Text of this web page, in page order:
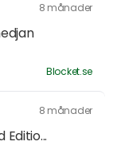
8 månader
Blocket.se
8 månader
Editio...